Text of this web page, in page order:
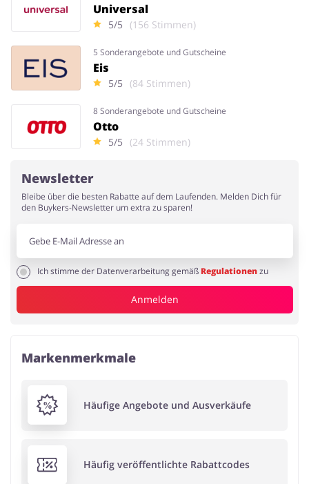
Universal
5/5 (156 Stimmen)
5 Sonderangebote und Gutscheine
Eis
5/5 (84 Stimmen)
8 Sonderangebote und Gutscheine
Otto
5/5 (24 Stimmen)
Newsletter
Bleibe über die besten Rabatte auf dem Laufenden. Melden Dich für
den Buykers-Newsletter um extra zu sparen!
Ich stimme der Datenverarbeitung gemäß Regulationenzu
Anmelden
Markenmerkmale
Häufige Angebote und Ausverkäufe
Häufig veröffentlichte Rabattcodes